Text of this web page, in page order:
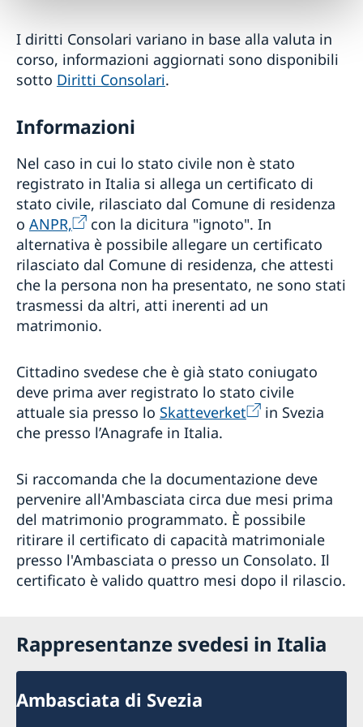
I diritti Consolari variano in base alla valuta in
corso, informazioni aggiornati sono disponibili
sotto Diritti Consolari.
Informazioni
Nel caso in cui lo stato civile non è stato
registrato in Italia si allega un certificato di
stato civile, rilasciato dal Comune di residenza
o ANPR,
con la dicitura "ignoto". In
alternativa è possibile allegare un certificato
rilasciato dal Comune di residenza, che attesti
che la persona non ha presentato, ne sono stati
trasmessi da altri, atti inerenti ad un
matrimonio.
Cittadino svedese che è già stato coniugato
deve prima aver registrato lo stato civile
attuale sia presso lo Skatteverket
in Svezia
che presso l’Anagrafe in Italia.
Si raccomanda che la documentazione deve
pervenire all'Ambasciata circa due mesi prima
del matrimonio programmato. È possibile
ritirare il certificato di capacità matrimoniale
presso l'Ambasciata o presso un Consolato. Il
certificato è valido quattro mesi dopo il rilascio.
Rappresentanze svedesi in Italia
Ambasciata di Svezia